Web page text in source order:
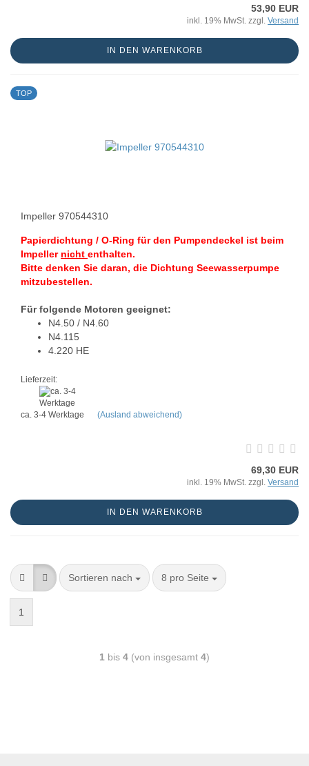
53,90 EUR
inkl. 19% MwSt. zzgl. Versand
IN DEN WARENKORB
TOP
Impeller 970544310
Papierdichtung / O-Ring für den Pumpendeckel ist beim
Impeller nicht enthalten.
Bitte denken Sie daran, die Dichtung Seewasserpumpe
mitzubestellen.
Für folgende Motoren geeignet:
N4.50 / N4.60
N4.115
4.220 HE
Lieferzeit:
ca. 3-4 Werktage (Ausland abweichend)
69,30 EUR
inkl. 19% MwSt. zzgl. Versand
IN DEN WARENKORB
Sortieren nach 8 pro Seite
1
1 bis 4 (von insgesamt 4)